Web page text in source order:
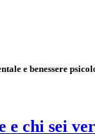
e benessere
e chi sei